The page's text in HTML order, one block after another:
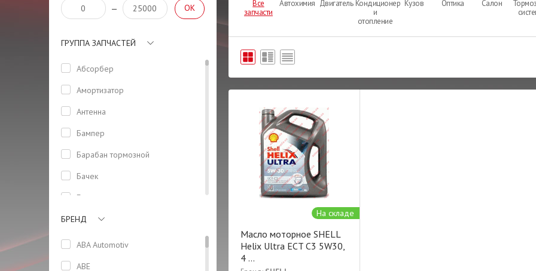
— OK
ГРУППА ЗАПЧАСТЕЙ
Абсорбер
Амортизатор
Антенна
Бампер
Барабан тормозной
Бачек
Боковая панель кузова
Болт
Болт ГБЦ
Вентилятор
БРЕНД
ABA Automotiv
ABE
Все
запчасти
Автохимия Двигатель Кондиционер
и
отопление
Кузов Оптика Салон
На складе
Масло моторное SHELL
Helix Ultra ECT С3 5W30,
4 ...